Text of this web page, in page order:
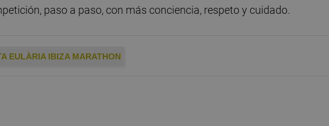
paso a paso, con más conciencia, respeto y cuidado.
EULÀRIA IBIZA MARATHON